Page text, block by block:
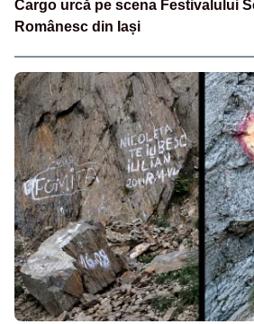
Cargo urcă pe scena Festivalului
Românesc din Iași